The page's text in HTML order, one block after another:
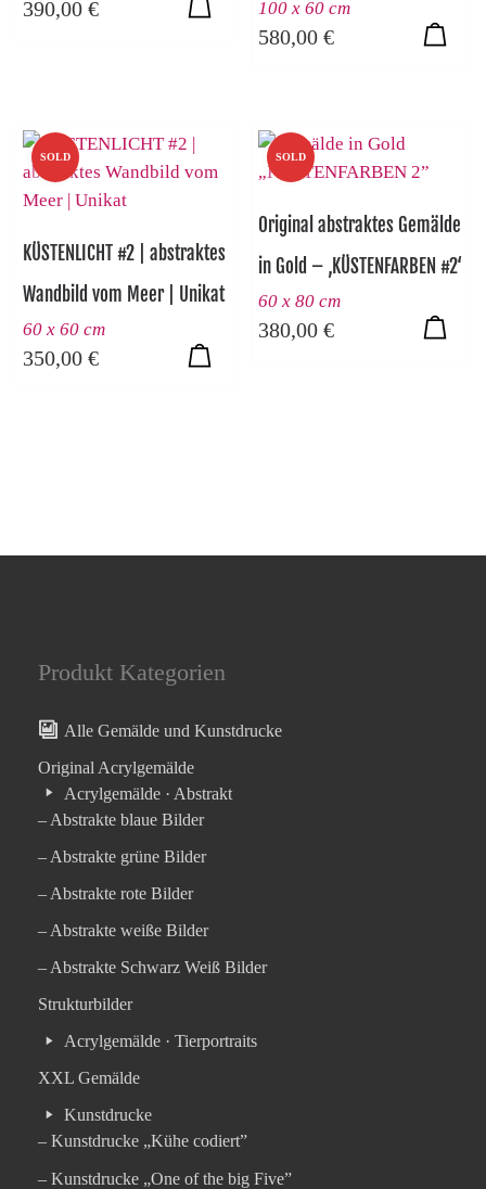
390,00 € 100 x 60 cm
580,00€
SOLD
KÜSTENLICHT #2 | abstraktes
Wandbild vom Meer | Unikat
60 x 60 cm
350,00 €
SOLD
Original abstraktes Gemälde
in Gold – ‚KÜSTENFARBEN #2‘
60 x 80 cm
380,00€
Produkt Kategorien
Alle Gemälde und Kunstdrucke
Original Acrylgemälde
Acrylgemälde · Abstrakt
– Abstrakte blaue Bilder
– Abstrakte grüne Bilder
– Abstrakte rote Bilder
– Abstrakte weiße Bilder
– Abstrakte Schwarz Weiß Bilder
Strukturbilder
Acrylgemälde · Tierportraits
XXL Gemälde
Kunstdrucke
– Kunstdrucke „Kühe codiert”
– Kunstdrucke „One of the big Five”